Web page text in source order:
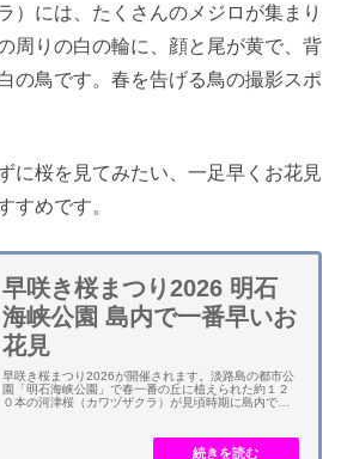
）には、たくさんのメジロが集まり
周りの白の輪に、顔と尾が黄で、背
の鳥です。春を告げる鳥の撮影スポ
に桜を見てみたい、一足早くお花見
すめです。
早咲き桜まつり2026 明石
海峡公園 島内で一番早いお
花見
早咲き桜まつり2026が開催されます。淡路島の都市公
園「明石海峡公園」で春一番の丘に植えられた約１２
０本の河津桜（カワヅザクラ）が見頃時期に島内で一